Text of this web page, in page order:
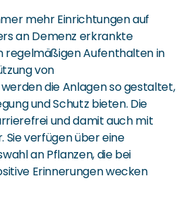
mehr Einrichtungen auf
an Demenz erkrankte
regelmäßigen Aufenthalten in
von
die Anlagen so gestaltet,
und Schutz bieten. Die
und damit auch mit
Sie verfügen über eine
an Pflanzen, die bei
Erinnerungen wecken